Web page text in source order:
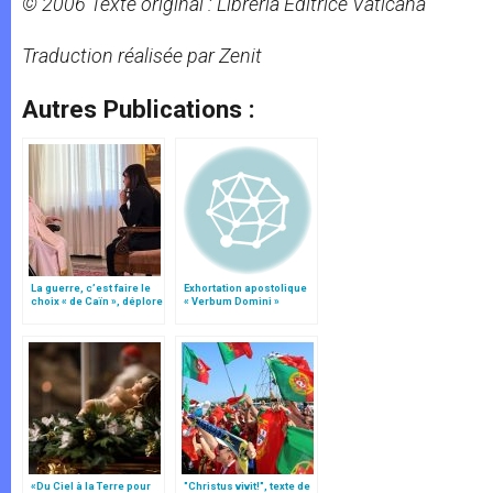
Traduction réalisée par Zenit
Autres Publications :
La guerre, c’est faire le
choix « de Caïn », déplore
Exhortation apostolique
« Verbum Domini »
«Du Ciel à la Terre pour
"Christus vivit!", texte de